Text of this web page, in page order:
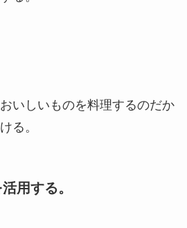
いしいものを料理するのだか
る。
用する。